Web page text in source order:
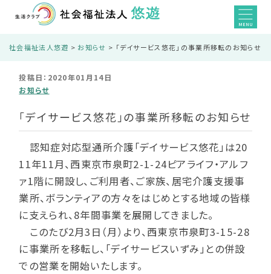
MENU
社会福祉法人悠遊 > お知らせ > 「デイサービス悠花」の事業所移転のお知らせ
投稿日：2020年01月14日
お知らせ
「デイサービス悠花」の事業所移転のお知らせ
認知症対応型通所介護「デイサービス悠花」は20
11年11月、西東京市泉町2-1-24ピアライフ・アルフ
ァ1階に開設し、ご利用者、ご家族、居宅介護支援事
業所、ボランティアの方々をはじめとする地域の皆様
に支えられ、8年間事業を展開してきました。
このたび2月3日（月）より、西東京市泉町3-15-28
に事業所を移転し、「デイサービスいずみ」との併設
での営業を開始いたします。